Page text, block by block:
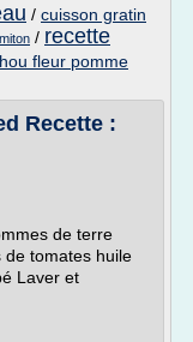
/ cuisson gratin
/ recette
fleur pomme
Recette :
de terre
de tomates huile
Laver et